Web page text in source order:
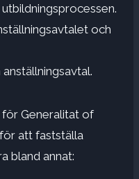
och
för Generalitat of
att fastställa
bland annat: